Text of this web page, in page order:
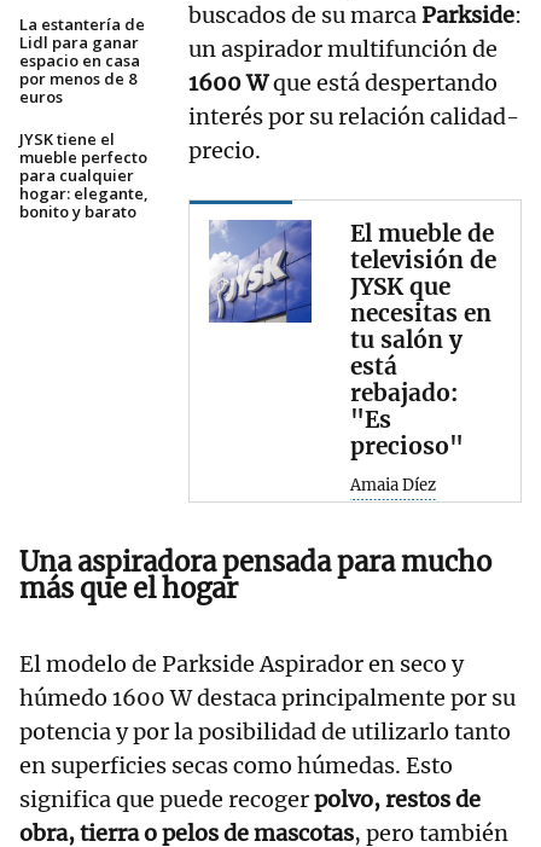
La estantería de
Lidl para ganar
espacio en casa
por menos de 8
euros
JYSK tiene el
mueble perfecto
para cualquier
hogar: elegante,
bonito y barato
buscados de su marcaParkside:
un aspirador multifunción de
1600 Wque está despertando
interés por su relación calidad-
precio.
El mueble de
televisión de
JYSK que
necesitas en
tu salón y
está
rebajado:
"Es
precioso"
Amaia Díez
Una aspiradora pensada para mucho
más que el hogar
El modelo de Parkside Aspirador en seco y
húmedo 1600 W destaca principalmente por su
potencia y por la posibilidad de utilizarlo tanto
en superficies secas como húmedas. Esto
significa que puede recogerpolvo, restos de
obra, tierra o pelos de mascotas, pero también